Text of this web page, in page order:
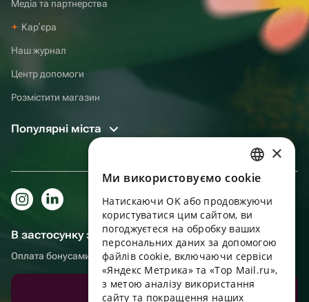
Медіа та партнерства
Карʼєра
Наш журнал
Центр допомоги
Розмістити магазин
Популярні міста
В застосунку зручніше!
Оплата бонусами, самовивіз, зручний чат підтримки
Завантажити додаток
RUSSIAN
ENGLISH
UKRAINIAN
PORTUGUESE
SPANISH
HUNGARIAN
×
Ми використовуємо cookie
Натискаючи OK або продовжуючи
користуватися цим сайтом, ви
погоджуєтеся на обробку ваших
персональних даних за допомогою
файлів cookie, включаючи сервіси
«Яндекс Метрика» та «Top Mail.ru»,
з метою аналізу використання
сайту та покращення наших